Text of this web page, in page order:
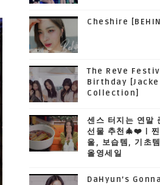
Cheshire
The ReVe
Birthday
Collection]
센스 터지는 연말
선물 추천🎄❤️ |
울, 보습템, 기초
올영세일
DaHyun’s